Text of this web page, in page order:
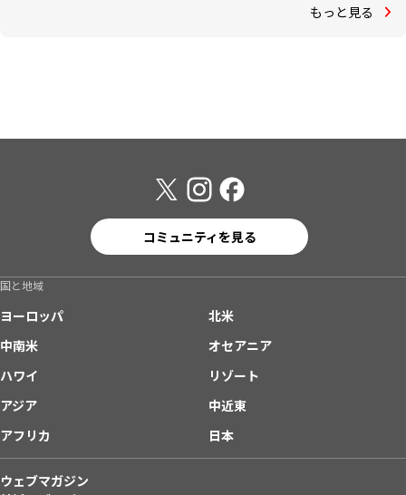
もっと見る
コミュニティを見る
国と地域
ヨーロッパ
北米
中南米
オセアニア
ハワイ
リゾート
アジア
中近東
アフリカ
日本
ウェブマガジン